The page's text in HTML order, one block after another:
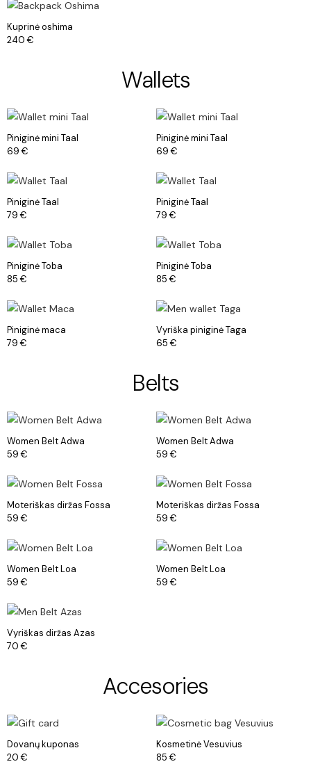
Kuprinė oshima
240€
Wallets
Piniginė mini Taal
69€
Piniginė mini Taal
69€
Piniginė Taal
79€
Piniginė Taal
79€
Piniginė Toba
85€
Piniginė Toba
85€
Piniginė maca
79€
Vyriška piniginė Taga
65€
Belts
Women Belt Adwa
59€
Women Belt Adwa
59€
Moteriškas diržas Fossa
59€
Moteriškas diržas Fossa
59€
Women Belt Loa
59€
Women Belt Loa
59€
Vyriškas diržas Azas
70€
Accesories
Dovanų kuponas
20€
Kosmetinė Vesuvius
85€